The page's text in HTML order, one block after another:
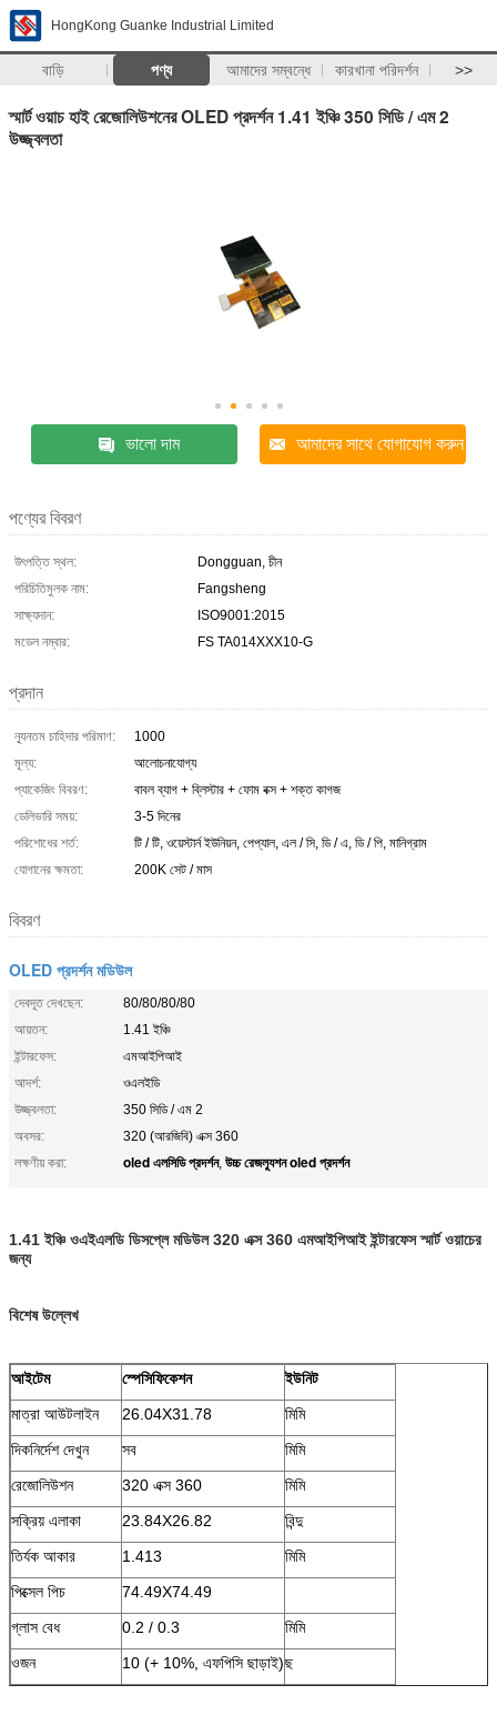
HongKong Guanke Industrial Limited
বাড়ি পণ্য আমাদের সম্বন্ধে কারখানা পরিদর্শন >>
স্মার্ট ওয়াচ হাই রেজোলিউশনের OLED প্রদর্শন 1.41 ইঞ্চি 350 সিডি / এম 2
উজ্জ্বলতা
ভালো দাম আমাদের সাথে যোগাযোগ করুন
পণ্যের বিবরণ
উৎপত্তি স্থল:
Dongguan, চীন
পরিচিতিমুলক নাম:
Fangsheng
সাক্ষ্যদান:
ISO9001:2015
মডেল নম্বার:
FS TA014XXX10-G
প্রদান
ন্যূনতম চাহিদার পরিমাণ:
1000
মূল্য:
আলোচনাযোগ্য
প্যাকেজিং বিবরণ:
বাবল ব্যাগ + ব্লিস্টার + ফোম বক্স + শক্ত কাগজ
ডেলিভারি সময়:
3-5 দিনের
পরিশোধের শর্ত:
টি / টি, ওয়েস্টার্ন ইউনিয়ন, পেপ্যাল, এল / সি, ডি / এ, ডি / পি, মানিগ্রাম
যোগানের ক্ষমতা:
200K সেট / মাস
বিবরণ
OLED প্রদর্শন মডিউল
দেবদূত দেখছেন:
80/80/80/80
আয়তন:
1.41 ইঞ্চি
ইন্টারফেস:
এমআইপিআই
আদর্শ:
ওএলইডি
উজ্জ্বলতা:
350 সিডি / এম 2
অবসর:
320 (আরজিবি) এক্স 360
লক্ষণীয় করা:
oled এলসিডি প্রদর্শন, উচ্চ রেজল্যুশন oled প্রদর্শন
1.41 ইঞ্চি ওএইএলডি ডিসপ্লে মডিউল 320 এক্স 360 এমআইপিআই ইন্টারফেস স্মার্ট ওয়াচের
জন্য
বিশেষ উল্লেখ
আইটেম স্পেসিফিকেশন
ইউনিট
মাত্রা আউটলাইন
26.04X31.78
মিমি
দিকনির্দেশ দেখুন
সব
মিমি
রেজোলিউশন
320 এক্স 360
মিমি
সক্রিয় এলাকা
23.84X26.82
বিন্দু
তির্যক আকার
1.413
মিমি
পিক্সেল পিচ
74.49X74.49
গ্লাস বেধ
0.2 / 0.3
মিমি
ওজন
10 (+ 10%, এফপিসি ছাড়াই)ছ